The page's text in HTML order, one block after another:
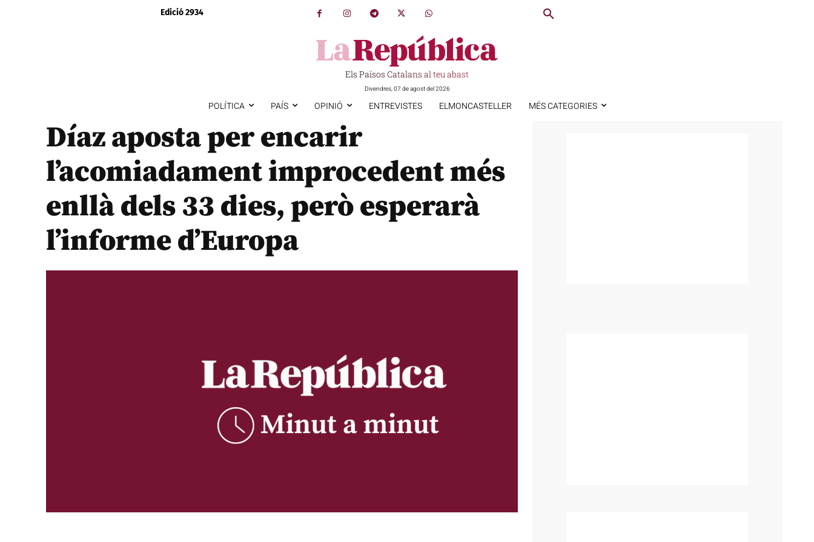
Edició 2934
Els Països Catalans al teu abast
Divendres, 07 de agost del 2026
POLÍTICA PAÍS OPINIÓ ENTREVISTES ELMONCASTELLER MÉS CATEGORIES
Díaz aposta per encarir
l’acomiadament improcedent més
enllà dels 33 dies, però esperarà
l’informe d’Europa